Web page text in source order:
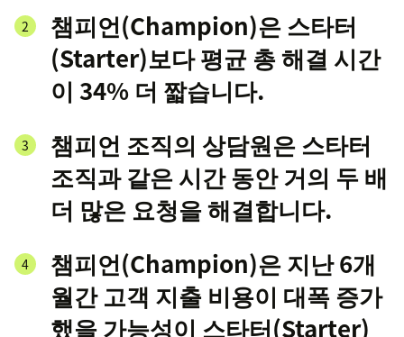
챔피언(Champion)은 스타터
(Starter)보다 평균 총 해결 시간
이 34% 더 짧습니다.
챔피언 조직의 상담원은 스타터
조직과 같은 시간 동안 거의 두 배
더 많은 요청을 해결합니다.
챔피언(Champion)은 지난 6개
월간 고객 지출 비용이 대폭 증가
했을 가능성이 스타터(Starter)